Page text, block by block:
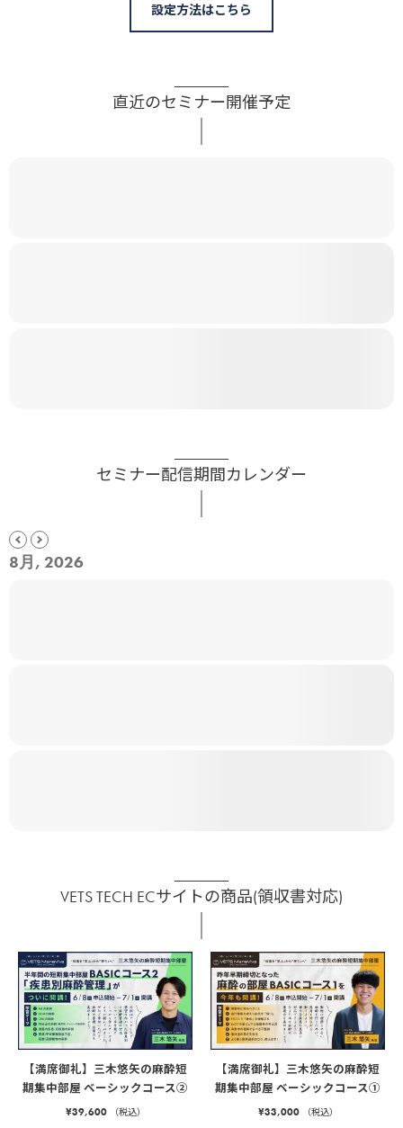
設定方法はこちら
直近のセミナー開催予定
セミナー配信期間カレンダー
8月, 2026
VETS TECH ECサイトの商品(領収書対応)
【満席御礼】三木悠矢の麻酔短
期集中部屋 ベーシックコース②
¥39,600 （税込）
【満席御礼】三木悠矢の麻酔短
期集中部屋 ベーシックコース①
¥33,000 （税込）